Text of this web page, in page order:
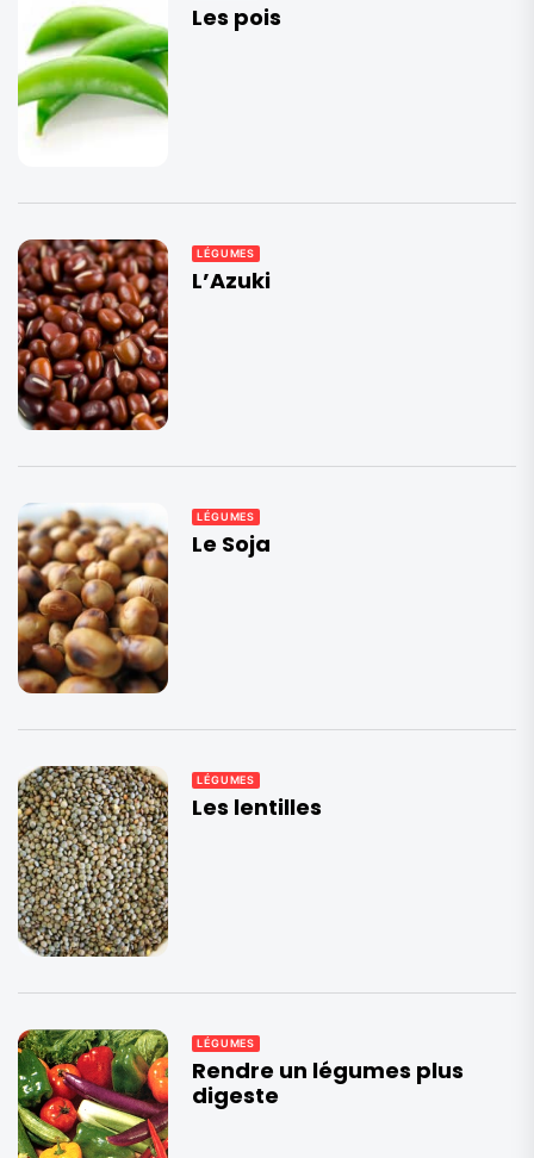
Les pois
LÉGUMES
L’Azuki
LÉGUMES
Le Soja
LÉGUMES
Les lentilles
LÉGUMES
Rendre un légumes plus
digeste